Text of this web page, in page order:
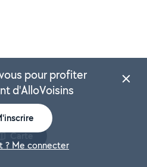
Carte
pour profiter
d'AlloVoisins
? Me connecter